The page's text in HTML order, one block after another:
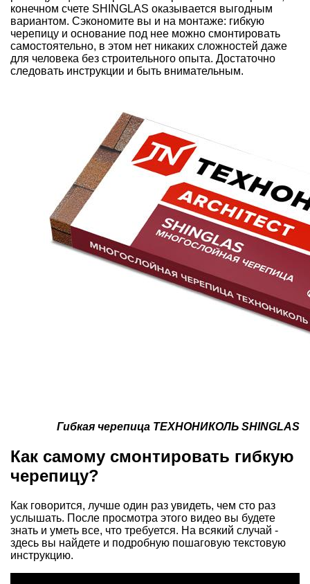
конечном счете SHINGLAS оказывается выгодным
вариантом. Сэкономите вы и на монтаже: гибкую
черепицу и основание под нее можно смонтировать
самостоятельно, в этом нет никаких сложностей даже
для человека без строительного опыта. Достаточно
следовать инструкции и быть внимательным.
Гибкая черепица ТЕХНОНИКОЛЬ SHINGLAS
Как самому смонтировать гибкую
черепицу?
Как говорится, лучше один раз увидеть, чем сто раз
услышать. После просмотра этого видео вы будете
знать и уметь все, что требуется. На всякий случай -
здесь вы найдете и подробную пошаговую текстовую
инструкцию.